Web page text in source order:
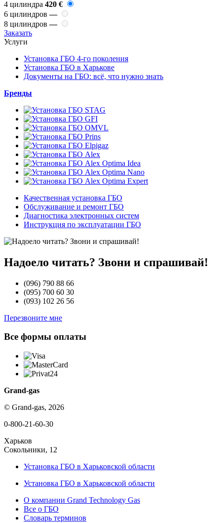
4 цилиндра 420 €
6 цилиндров —
8 цилиндров —
Заказать
Услуги
Установка ГБО 4-го поколения
Установка ГБО в Харькове
Документы на ГБО: всё, что нужно знать
Бренды
Качественная установка ГБО
Обслуживание и ремонт ГБО
Диагностика электронных систем
Инструкция по эксплуатации ГБО
Надоело читать? Звони и спрашивай!
(096) 790 88 66
(095) 700 60 30
(093) 102 26 56
Перезвоните мне
Все формы оплаты
Grand-gas
© Grand-gas, 2026
0-800-21-60-30
Харьков
Сокольники, 12
Установка ГБО в Харьковской области
Установка ГБО в Харьковской области
О компании Grand Technology Gas
Все о ГБО
Словарь терминов